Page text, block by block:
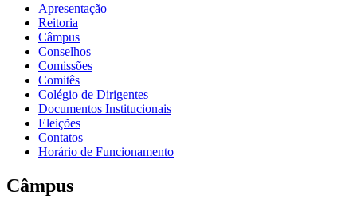
Apresentação
Reitoria
Câmpus
Conselhos
Comissões
Comitês
Colégio de Dirigentes
Documentos Institucionais
Eleições
Contatos
Horário de Funcionamento
Câmpus